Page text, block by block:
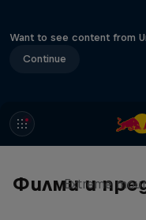
Want to see content from
Continue
Филми и
Matt
Extreme